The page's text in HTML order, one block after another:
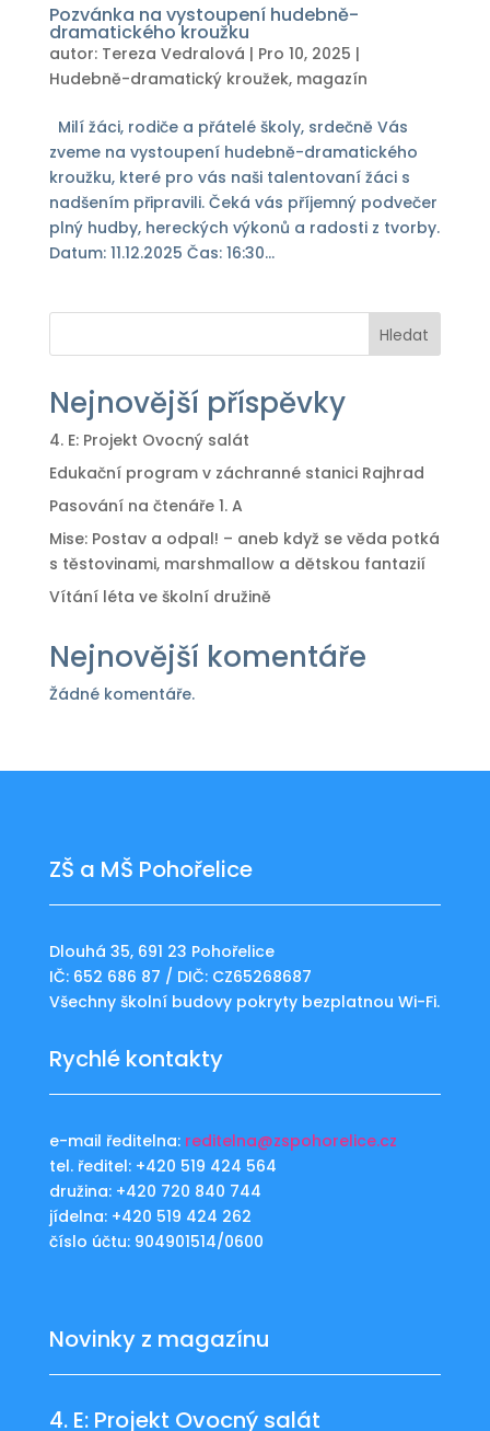
Pozvánka na vystoupení hudebně-
dramatického kroužku
autor: Tereza Vedralová | Pro 10, 2025 |
Hudebně-dramatický kroužek, magazín
Milí žáci, rodiče a přátelé školy, srdečně Vás
zveme na vystoupení hudebně-dramatického
kroužku, které pro vás naši talentovaní žáci s
nadšením připravili. Čeká vás příjemný podvečer
plný hudby, hereckých výkonů a radosti z tvorby.
Datum: 11.12.2025 Čas: 16:30...
Hledat
Nejnovější příspěvky
4. E: Projekt Ovocný salát
Edukační program v záchranné stanici Rajhrad
Pasování na čtenáře 1. A
Mise: Postav a odpal! – aneb když se věda potká
s těstovinami, marshmallow a dětskou fantazií
Vítání léta ve školní družině
Nejnovější komentáře
Žádné komentáře.
ZŠ a MŠ Pohořelice
Dlouhá 35, 691 23 Pohořelice
IČ: 652 686 87 / DIČ: CZ65268687
Všechny školní budovy pokryty bezplatnou Wi-Fi.
Rychlé kontakty
e-mail ředitelna: reditelna@zspohorelice.cz
tel. ředitel: +420 519 424 564
družina: +420 720 840 744
jídelna: +420 519 424 262
číslo účtu: 904901514/0600
Novinky z magazínu
4. E: Projekt Ovocný salát